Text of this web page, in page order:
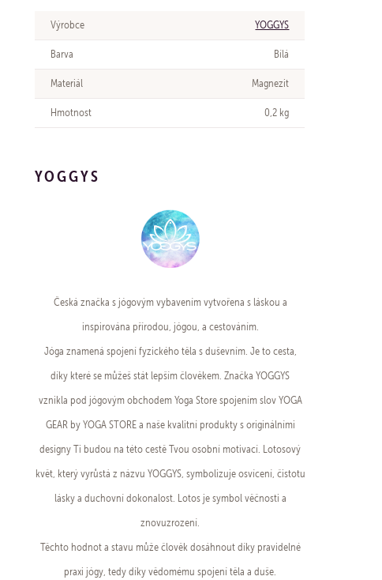
Výrobce YOGGYS
Barva Bílá
Materiál Magnezit
Hmotnost 0,2 kg
YOGGYS
Česká značka s jógovým vybavením vytvořena s láskou a
inspirována přírodou, jógou, a cestováním.
Jóga znamená spojení fyzického těla s duševním. Je to cesta,
díky které se můžeš stát lepším člověkem. Značka YOGGYS
vznikla pod jógovým obchodem Yoga Store spojením slov YOGA
GEAR by YOGA STORE a naše kvalitní produkty s originálními
designy Ti budou na této cestě Tvou osobní motivací. Lotosový
květ, který vyrůstá z názvu YOGGYS, symbolizuje osvícení, čistotu
lásky a duchovní dokonalost. Lotos je symbol věčnosti a
znovuzrození.
Těchto hodnot a stavu může člověk dosáhnout díky pravidelné
praxi jógy, tedy díky vědomému spojení těla a duše.